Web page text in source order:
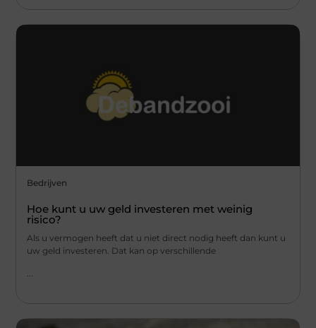
Bedrijven
Hoe kunt u uw geld investeren met weinig
risico?
Als u vermogen heeft dat u niet direct nodig heeft dan kunt u
uw geld investeren. Dat kan op verschillende
...